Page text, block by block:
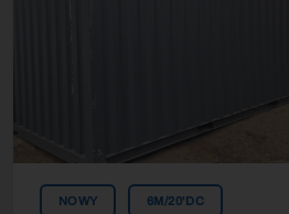
NOWY 6M/20'DC